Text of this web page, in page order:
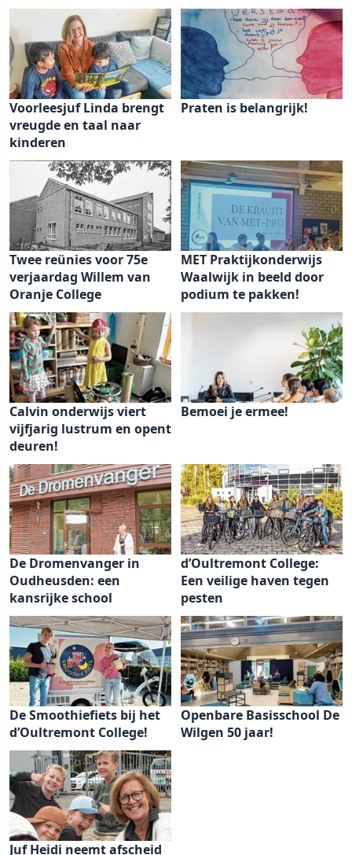
Voorleesjuf Linda brengt
vreugde en taal naar
kinderen
Praten is belangrijk!
Twee reünies voor 75e
verjaardag Willem van
Oranje College
MET Praktijkonderwijs
Waalwijk in beeld door
podium te pakken!
Calvin onderwijs viert
vijfjarig lustrum en opent
deuren!
Bemoei je ermee!
De Dromenvanger in
Oudheusden: een
kansrijke school
d’Oultremont College:
Een veilige haven tegen
pesten
De Smoothiefiets bij het
d’Oultremont College!
Openbare Basisschool De
Wilgen 50 jaar!
Juf Heidi neemt afscheid